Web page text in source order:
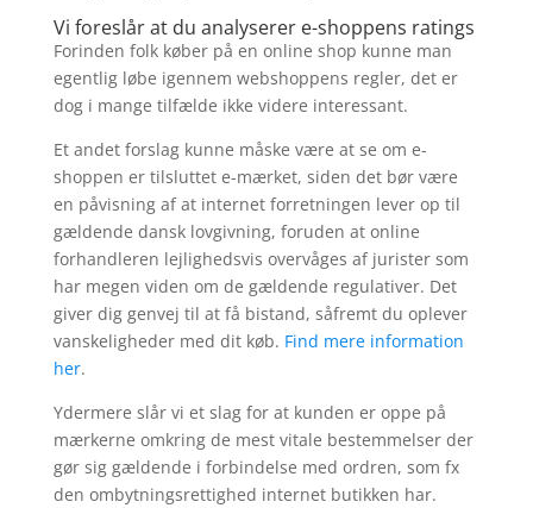
Vi foreslår at du analyserer e-shoppens ratings
Forinden folk køber på en online shop kunne man
egentlig løbe igennem webshoppens regler, det er
dog i mange tilfælde ikke videre interessant.
Et andet forslag kunne måske være at se om e-
shoppen er tilsluttet e-mærket, siden det bør være
en påvisning af at internet forretningen lever op til
gældende dansk lovgivning, foruden at online
forhandleren lejlighedsvis overvåges af jurister som
har megen viden om de gældende regulativer. Det
giver dig genvej til at få bistand, såfremt du oplever
vanskeligheder med dit køb. Find mere information
her.
Ydermere slår vi et slag for at kunden er oppe på
mærkerne omkring de mest vitale bestemmelser der
gør sig gældende i forbindelse med ordren, som fx
den ombytningsrettighed internet butikken har.